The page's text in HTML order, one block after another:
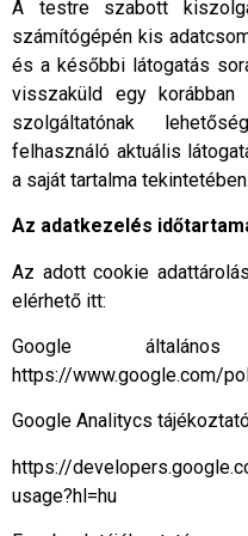
A testre szabott
számítógépén kis
és a későbbi látogatás
visszaküld egy
szolgáltatónak
felhasználó aktuális
a saját tartalma tekintetében.
Az adatkezelés
Az adott cookie
elérhető itt:
Google
https://www.google.com/
Google Analitycs
https://
usage?hl=hu